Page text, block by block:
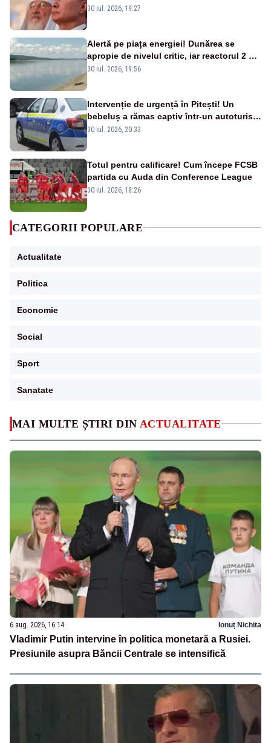
MAI MULTE ȘTIRI DIN ACTUALITATE
6 aug. 2026, 16:14 Ionuț Nichita
Vladimir Putin intervine în politica monetară a Rusiei.
Presiunile asupra Băncii Centrale se intensifică
nouă carte
30 iul. 2026, 19:27
Alertă pe piața energiei! Dunărea se
apropie de nivelul critic, iar reactorul 2 de
la Cernavodă ar putea fi oprit
30 iul. 2026, 19:56
Intervenție de urgență în Pitești! Un
bebeluș a rămas captiv într-un autoturism
din cauza unei defecțiuni
30 iul. 2026, 20:33
Totul pentru calificare! Cum începe FCSB
partida cu Auda din Conference League
30 iul. 2026, 18:26
CATEGORII POPULARE
Actualitate
Politica
Economie
Social
Sport
Sanatate